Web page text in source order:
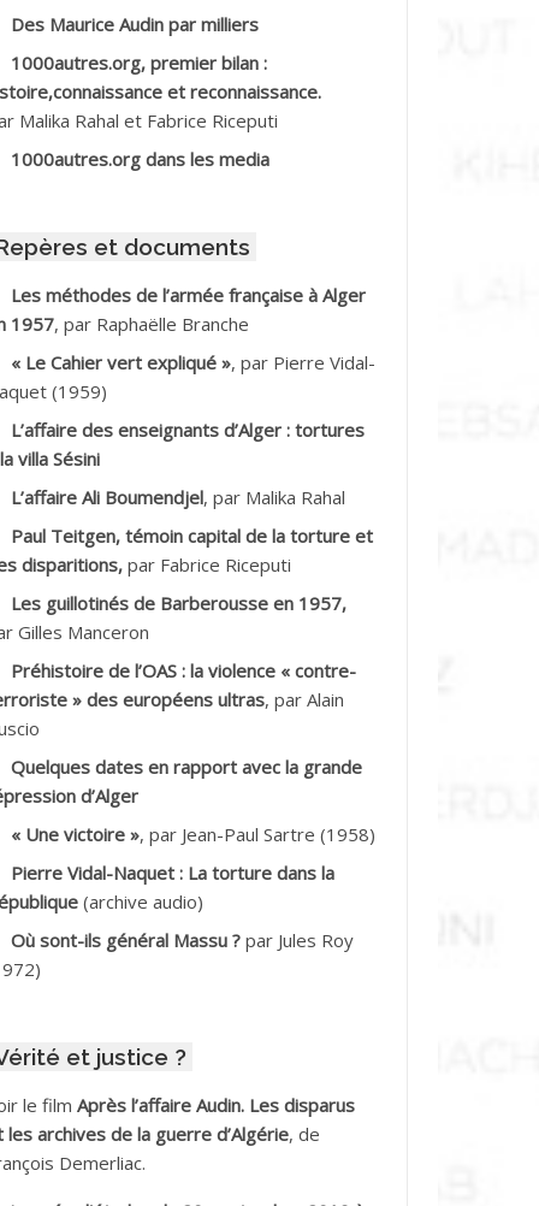
Ahmed dit le Coiffeur
Mohamed
Salah
M.*
Ali
Tahar
Ramdane *
Baghdad*
Boualem*
Rachid
Omar
Vve AIT SAADA
Mohamed Akli
Des Maurice Audin par milliers
1000autres.org, premier bilan :
et reconnaissance.
Malika Rahal et Fabrice Riceputi
1000autres.org dans les media
et documents
Les méthodes de l’armée française à Alger
1957, par Raphaëlle Branche
« Le Cahier vert expliqué », par Pierre Vidal-
(1959)
L’affaire des enseignants d’Alger : tortures
villa Sésini
L’affaire Ali Boumendjel, par Malika Rahal
Paul Teitgen, témoin capital de la torture et
disparitions, par Fabrice Riceputi
Les guillotinés de Barberousse en 1957,
Gilles Manceron
Préhistoire de l’OAS : la violence « contre-
» des européens ultras, par Alain
Quelques dates en rapport avec la grande
d’Alger
« Une victoire », par Jean-Paul Sartre (1958)
Pierre Vidal-Naquet : La torture dans la
(archive audio)
Où sont-ils général Massu ? par Jules Roy
et justice ?
le film Après l’affaire Audin. Les disparus
les archives de la guerre d’Algérie, de
Demerliac.